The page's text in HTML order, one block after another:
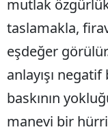
mutlak
taslamakla,
eşdeğer
anlayışı
baskının
manevi bir